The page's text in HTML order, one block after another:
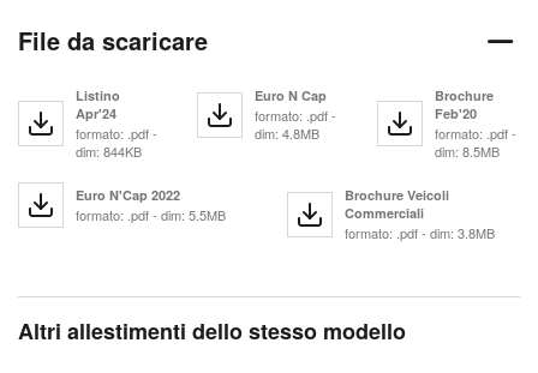
File da scaricare
Listino
Apr'24
formato: .pdf -
dim: 844KB
Euro N Cap
formato: .pdf -
dim: 4.8MB
Brochure
Feb'20
formato: .pdf -
dim: 8.5MB
Euro N'Cap 2022
formato: .pdf - dim: 5.5MB
Brochure Veicoli
Commerciali
formato: .pdf - dim: 3.8MB
Altri allestimenti dello stesso modello